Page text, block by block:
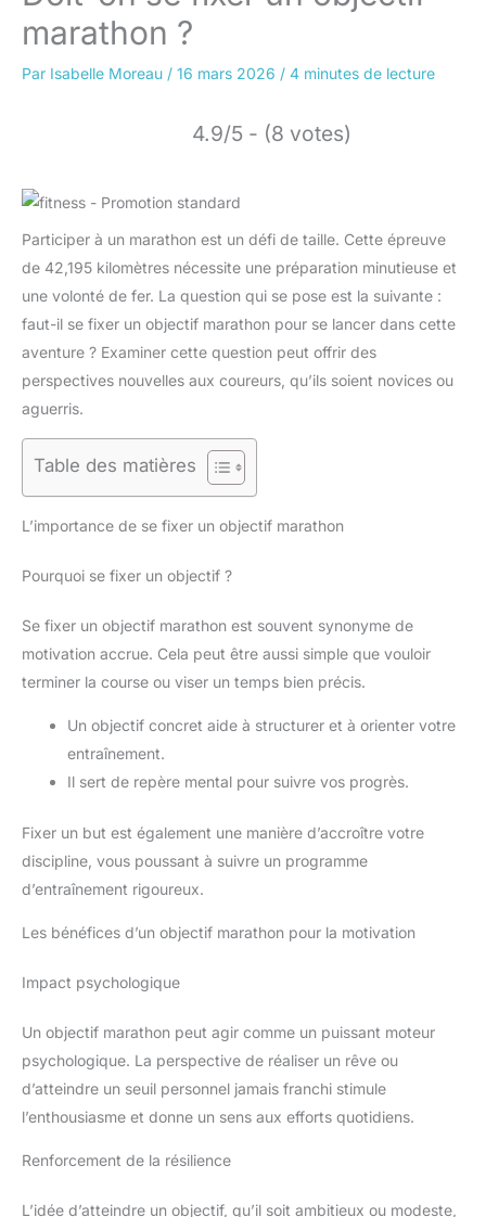
marathon ?
Par Isabelle Moreau / 16 mars 2026 / 4 minutes de lecture
4.9/5 - (8 votes)
Participer à un marathon est un défi de taille. Cette épreuve
de 42,195 kilomètres nécessite une préparation minutieuse et
une volonté de fer. La question qui se pose est la suivante :
faut-il se fixer un objectif marathon pour se lancer dans cette
aventure ? Examiner cette question peut offrir des
perspectives nouvelles aux coureurs, qu’ils soient novices ou
aguerris.
Table des matières
L’importance de se fixer un objectif marathon
Pourquoi se fixer un objectif ?
Se fixer un objectif marathon est souvent synonyme de
motivation accrue. Cela peut être aussi simple que vouloir
terminer la course ou viser un temps bien précis.
Un objectif concret aide à structurer et à orienter votre
entraînement.
Il sert de repère mental pour suivre vos progrès.
Fixer un but est également une manière d’accroître votre
discipline, vous poussant à suivre un programme
d’entraînement rigoureux.
Les bénéfices d’un objectif marathon pour la motivation
Impact psychologique
Un objectif marathon peut agir comme un puissant moteur
psychologique. La perspective de réaliser un rêve ou
d’atteindre un seuil personnel jamais franchi stimule
l’enthousiasme et donne un sens aux efforts quotidiens.
Renforcement de la résilience
L’idée d’atteindre un objectif, qu’il soit ambitieux ou modeste,